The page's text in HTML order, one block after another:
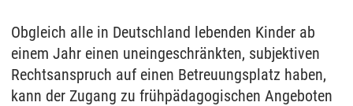
Obgleich alle in Deutschland lebenden Kinder ab
einem Jahr einen uneingeschränkten, subjektiven
Rechtsanspruch auf einen Betreuungsplatz haben,
kann der Zugang zu frühpädagogischen Angeboten